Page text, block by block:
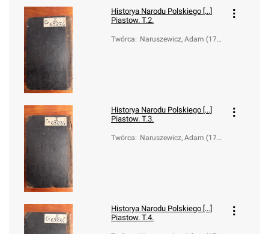
Historya Narodu Polskiego [...]
Piastow. T.2.
Twórca: Naruszewicz, Adam (173
Historya Narodu Polskiego [...]
Piastow. T.3.
Twórca: Naruszewicz, Adam (173
Historya Narodu Polskiego [...]
Piastow. T.4.